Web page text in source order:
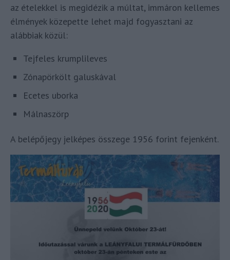
az ételekkel is megidézik a múltat, immáron kellemes
élmények közepette lehet majd fogyasztani az
alábbiak közül:
Tejfeles krumplileves
Zónapörkölt galuskával
Ecetes uborka
Málnaszörp
A belépőjegy jelképes összege 1956 forint fejenként.